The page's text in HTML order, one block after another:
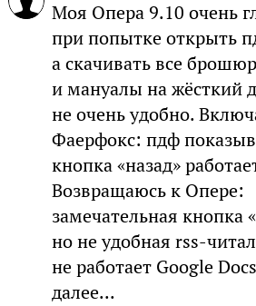
Моя Опера 9.10 очень
при попытке открыть
а скачивать все
и мануалы на жёсткий
не очень удобно.
Фаерфокс: пдф
кнопка «назад»
Возвращаюсь к Опере:
замечательная кнопка
но не удобная rss-
не работает Google
далее...